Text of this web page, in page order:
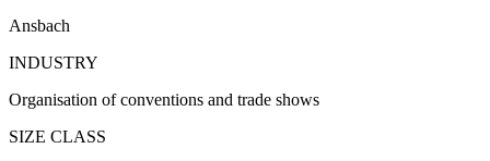
Ansbach
INDUSTRY
Organisation of conventions and trade shows
SIZE CLASS